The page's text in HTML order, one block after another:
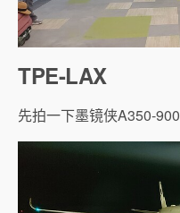
TPE-LAX
先拍一下墨镜侠A350-900